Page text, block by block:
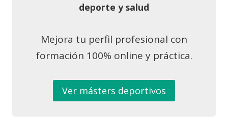
deporte y salud
Mejora tu perfil profesional con
formación 100% online y práctica.
Ver másters deportivos